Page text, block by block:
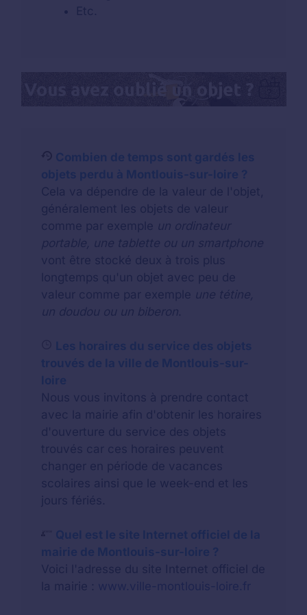
Etc.
Combien de temps sont gardés les
objets perdu à Montlouis-sur-loire ?
Cela va dépendre de la valeur de l'objet,
généralement les objets de valeur
comme par exemple un ordinateur
portable, une tablette ou un smartphone
vont être stocké deux à trois plus
longtemps qu'un objet avec peu de
valeur comme par exemple une tétine,
un doudou ou un biberon.
Les horaires du service des objets
trouvés de la ville de Montlouis-sur-
loire
Nous vous invitons à prendre contact
avec la mairie afin d'obtenir les horaires
d'ouverture du service des objets
trouvés car ces horaires peuvent
changer en période de vacances
scolaires ainsi que le week-end et les
jours fériés.
Quel est le site Internet officiel de la
mairie de Montlouis-sur-loire ?
Voici l'adresse du site Internet officiel de
la mairie : www.ville-montlouis-loire.fr